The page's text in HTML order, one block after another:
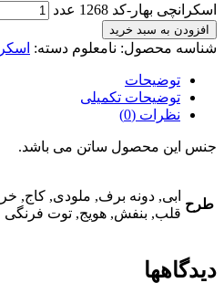
اسکرانچی بهار-کد 1268 عدد
افزودن به سبد خرید
شناسه محصول: نامعلوم دسته:
توضیحات
توضیحات تکمیلی
نظرات (0)
جنس این محصول ساتن می باشد.
طرح
ابی, دونه برف, ملودی,
قلب, بنفش, هویج, توت فرنگی
دیدگاهها